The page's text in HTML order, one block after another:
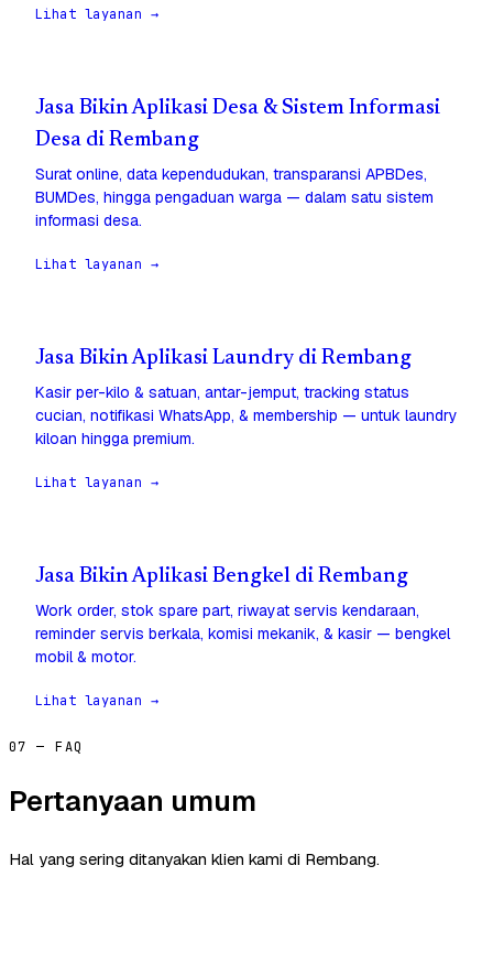
Lihat layanan →
Jasa Bikin Aplikasi Desa & Sistem Informasi
Desa di Rembang
Surat online, data kependudukan, transparansi APBDes,
BUMDes, hingga pengaduan warga — dalam satu sistem
informasi desa.
Lihat layanan →
Jasa Bikin Aplikasi Laundry di Rembang
Kasir per-kilo & satuan, antar-jemput, tracking status
cucian, notifikasi WhatsApp, & membership — untuk laundry
kiloan hingga premium.
Lihat layanan →
Jasa Bikin Aplikasi Bengkel di Rembang
Work order, stok spare part, riwayat servis kendaraan,
reminder servis berkala, komisi mekanik, & kasir — bengkel
mobil & motor.
Lihat layanan →
07 — FAQ
Pertanyaan umum
Hal yang sering ditanyakan klien kami di Rembang.